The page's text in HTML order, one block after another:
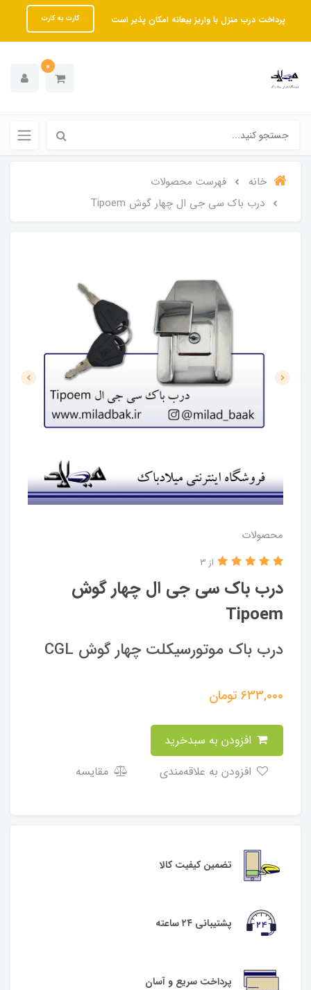
پرداخت درب منزل با واریز بیعانه امکان پذیر است کارت به کارت
0
خانه
فهرست محصولات
درب باک سی جی ال چهار گوش Tipoem
محصولات
درب باک سی جی ال چهار گوش
Tipoem
از 3
درب باک موتورسیکلت چهار گوش CGL
633,000تومان
مقایسه
تضمین کیفیت کالا
پشتیبانی ۲۴ ساعته
پرداخت سریع و آسان